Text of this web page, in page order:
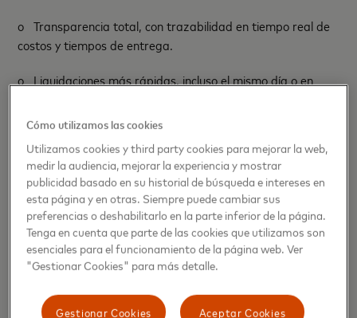
oTransparencia total, con trazabilidad en tiempo real de
costos y tiempos de entrega.
oLiquidaciones más rápidas, incluso el mismo día o en
oIntegración digital, que permite operar desde sistemas
de facturación o apps móviles ya utilizadas por las pymes.
oSeguridad y cumplimiento automatizado, con tecnología
avanzada y protocolos globales de Mastercard que
reducen el riesgo, mejoran la confiabilidad (rechazo menor
al 2%) y aseguran un entorno de pago seguro.
Cómo utilizamos las cookies
Utilizamos cookies y third party cookies para mejorar la web,
medir la audiencia, mejorar la experiencia y mostrar
publicidad basado en su historial de búsqueda e intereses en
esta página y en otras. Siempre puede cambiar sus
preferencias o deshabilitarlo en la parte inferior de la página.
Tenga en cuenta que parte de las cookies que utilizamos son
esenciales para el funcionamiento de la página web. Ver
"Gestionar Cookies" para más detalle.
Aceptar Cookies
Gestionar Cookies